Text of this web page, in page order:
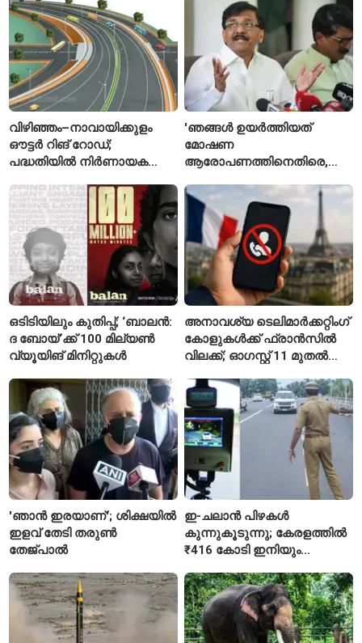
വിഴിഞ്ഞം–നാവായിക്കുളം
ഔട്ടർ റിങ് റോഡ്;
പദ്ധതിയിൽ നിർണായക
വിശദീകരണം
'ഞങ്ങൾ ഉയർത്തിയത്
മോഷണ
ആരോപണത്തിനെതിരെ,
റിജിജുവിന് മറുപടിയുമായി
സഞ്ജയ് റാവത്ത്
ഒടിടിയിലും കുതിപ്പ്; ‘ബാലൻ:
ദ ബോയ്’ക്ക് 100 മില്യൺ
വ്യൂയിങ് മിനിറ്റുകൾ
അനാവശ്യ ടെലിമാർക്കറ്റിംഗ്
കോളുകൾക്ക് ഫ്രാൻസിൽ
വിലക്ക്; ഓഗസ്റ്റ് 11 മുതൽ
'ഞാൻ ഇരയാണ്'; ശിക്ഷയിൽ
ഇളവ് തേടി തരുണ്‍
തേജ്പാൽ
ഇ-ചലാൻ പിഴകൾ
കുന്നുകൂടുന്നു; കേരളത്തിൽ
₹416 കോടി ഇനിയും